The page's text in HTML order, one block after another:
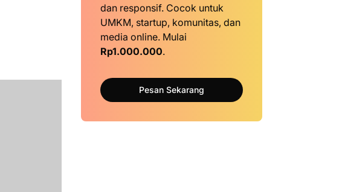
dan responsif. Cocok untuk
UMKM, startup, komunitas, dan
media online. Mulai
Rp1.000.000.
Pesan Sekarang